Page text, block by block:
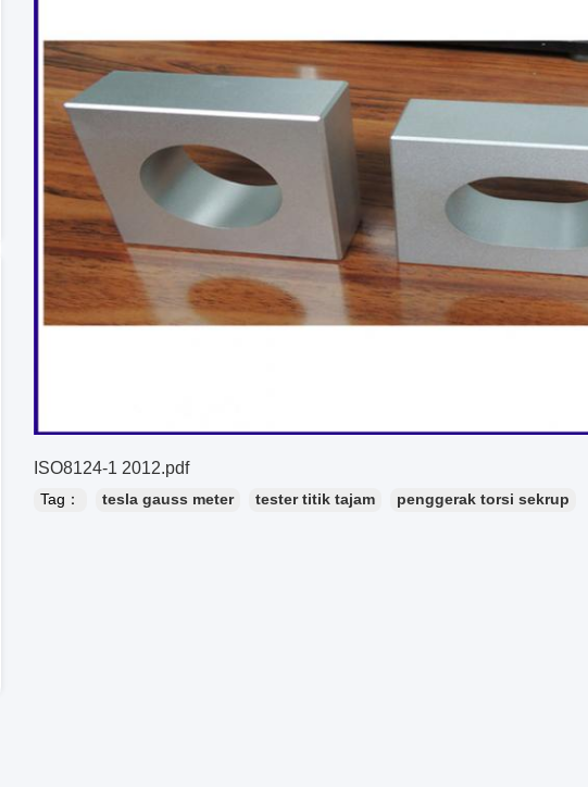
ISO8124-1 2012.pdf
Tag： tesla gauss meter tester titik tajam penggerak torsi sekrup